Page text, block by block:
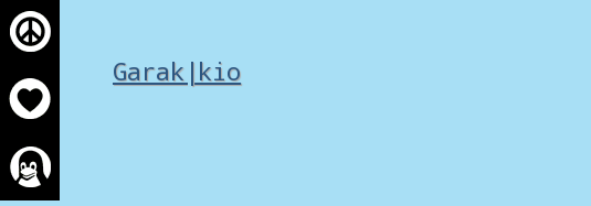
Skip
to
content
Garak|kio